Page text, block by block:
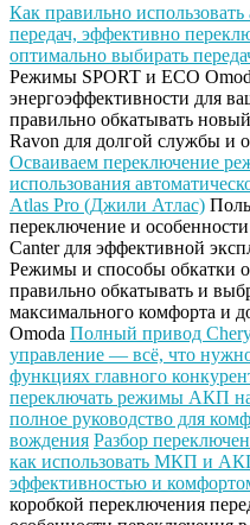
Как правильно
передач, эффективно
оптимально выбирать
Режимы SPORT и ECO
энергоэффективности для
правильно обкатывать
Ravon для долгой службы и
Осваиваем переключение
использования
Atlas Pro (Джили Атлас)
переключение и
Canter для эффективной
Режимы и способы обкатки
правильно обкатывать и
максимального комфорта и
Omoda Полный привод
управление — всё, что
функциях главного
переключать режимы АКП
полное руководство для
вождения Разбор
как использовать МКП и
эффективностью и
коробкой переключения